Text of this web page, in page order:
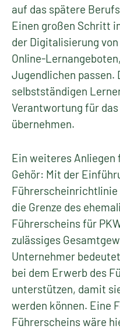
auf das spätere
Einen großen Schritt
der Digitalisierung
Online-
Jugendlichen passen.
selbstständigen
Verantwortung für das
übernehmen.
Ein weiteres Anliegen
Gehör: Mit der
Führerscheinrichtlinie
die Grenze des
Führerscheins für
zulässiges
Unternehmer
bei dem Erwerb des
unterstützen, damit
werden können. Eine
Führerscheins wäre